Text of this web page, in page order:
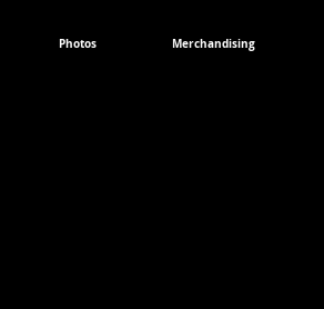
Photos Merchandising